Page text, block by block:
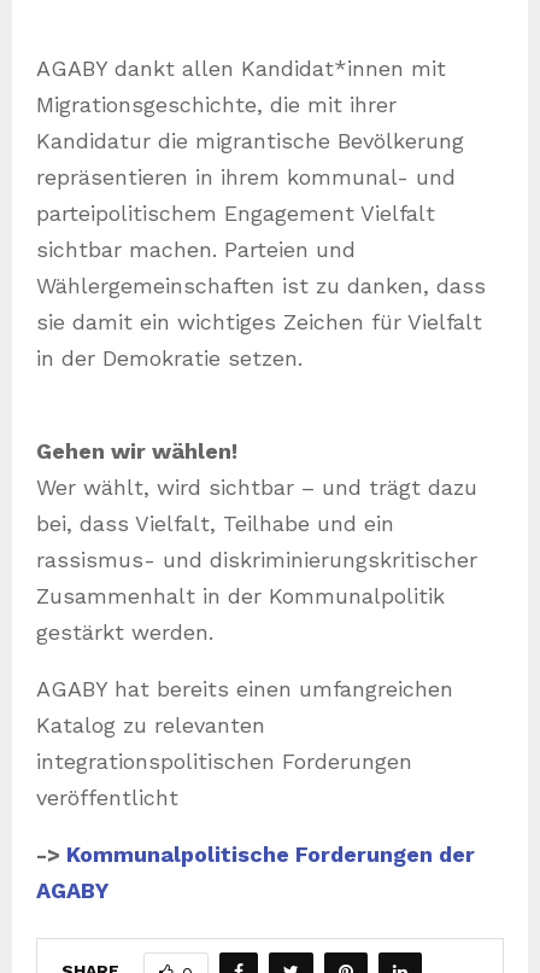
AGABY dankt allen Kandidat*innen mit
Migrationsgeschichte, die mit ihrer
Kandidatur die migrantische Bevölkerung
repräsentieren in ihrem kommunal- und
parteipolitischem Engagement Vielfalt
sichtbar machen. Parteien und
Wählergemeinschaften ist zu danken, dass
sie damit ein wichtiges Zeichen für Vielfalt
in der Demokratie setzen.
Gehen wir wählen!
Wer wählt, wird sichtbar – und trägt dazu
bei, dass Vielfalt, Teilhabe und ein
rassismus- und diskriminierungskritischer
Zusammenhalt in der Kommunalpolitik
gestärkt werden.
AGABY hat bereits einen umfangreichen
Katalog zu relevanten
integrationspolitischen Forderungen
veröffentlicht
-> Kommunalpolitische Forderungen der
AGABY